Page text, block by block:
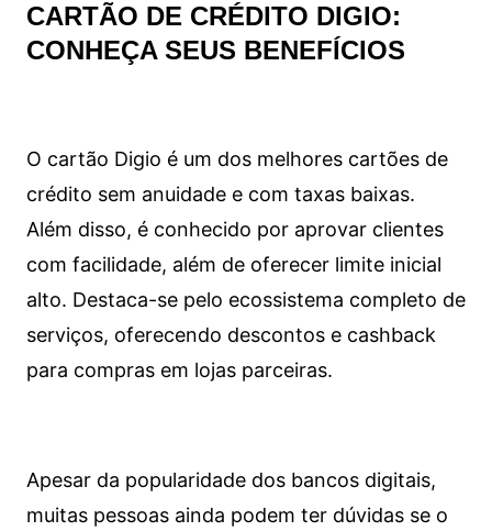
CARTÃO DE CRÉDITO DIGIO:
CONHEÇA SEUS BENEFÍCIOS
O cartão Digio é um dos melhores cartões de
crédito sem anuidade e com taxas baixas.
Além disso, é conhecido por aprovar clientes
com facilidade, além de oferecer limite inicial
alto. Destaca-se pelo ecossistema completo de
serviços, oferecendo descontos e cashback
para compras em lojas parceiras.
Apesar da popularidade dos bancos digitais,
muitas pessoas ainda podem ter dúvidas se o